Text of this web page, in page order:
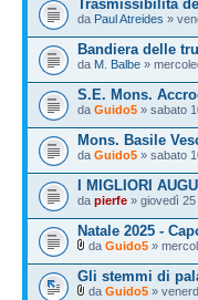
Trasmissibilità
da Paul Atreides »
Bandiera delle
da M. Balbe »
S.E. Mons.
da Guido5 » sabato
Mons. Basile
da Guido5 » sabato
I MIGLIORI
da pierfe » giovedì
Natale 2025 -
da Guido5 »
Gli stemmi di
da Guido5 »